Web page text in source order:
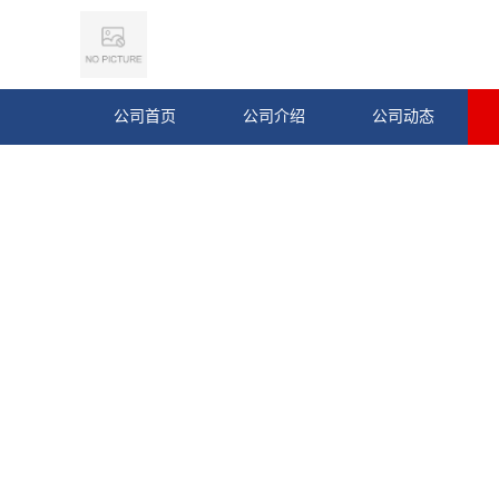
公司首页 公司介绍 公司动态